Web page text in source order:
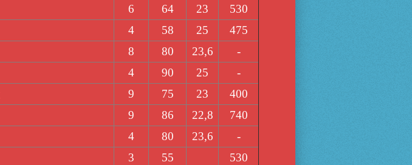
6 64 23
530
4 58 25
475
8 80 23,6
-
4 90 25
-
9 75 23
400
9 86 22,8
740
4 80 23,6
-
3 55
530